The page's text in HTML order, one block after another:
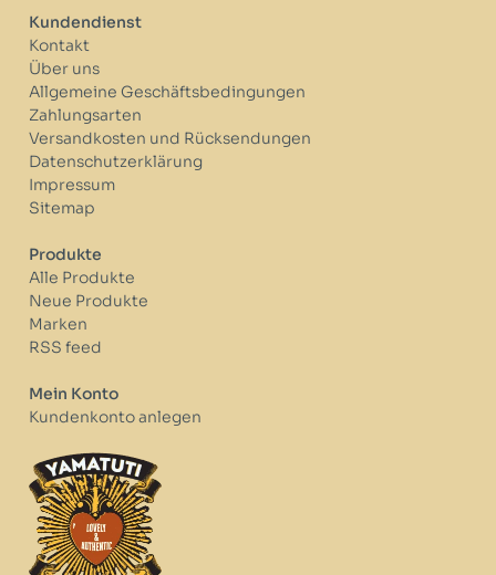
Kundendienst
Kontakt
Über uns
Allgemeine Geschäftsbedingungen
Zahlungsarten
Versandkosten und Rücksendungen
Datenschutzerklärung
Impressum
Sitemap
Produkte
Alle Produkte
Neue Produkte
Marken
RSS feed
Mein Konto
Kundenkonto anlegen